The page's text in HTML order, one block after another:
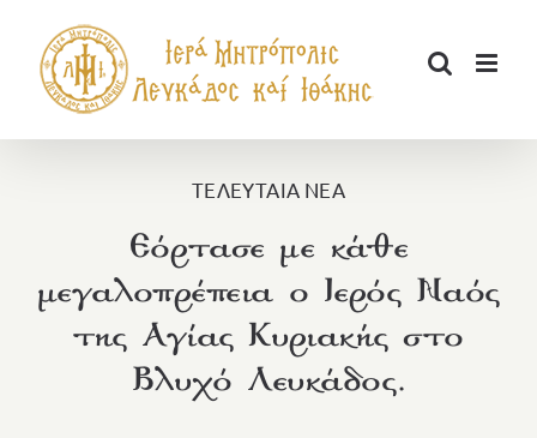
περιεχόμενο
ΤΕΛΕΥΤΑΙΑ ΝΕΑ
Εόρτασε με κάθε
μεγαλοπρέπεια ο Ιερός Ναός
της Αγίας Κυριακής στο
Βλυχό Λευκάδος.